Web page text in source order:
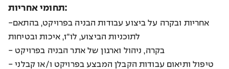
תחומי אחריות:
-אחריות ובקרה על ביצוע עבודות הבניה בפרויקט, בהתאם
לתוכניות הביצוע, לו"ז, איכות ובטיחות
- בקרה, ניהול וארגון של אתר הבניה בפרויקט
- טיפול ותיאום עבודות הקבלן המבצע בפרויקט ו/או קבלני